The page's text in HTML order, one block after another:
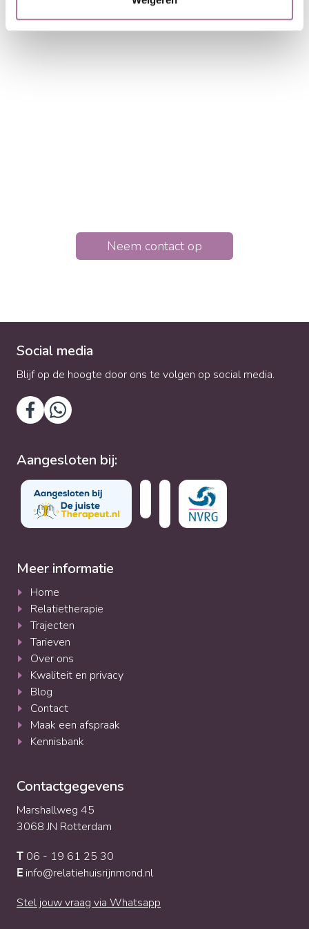
Kiezen voor
Neem contact op
Social media
Blijf op de hoogte door ons te volgen op social media.
Aangesloten bij:
Meer informatie
Home
Relatietherapie
Trajecten
Tarieven
Over ons
Kwaliteit en privacy
Blog
Contact
Maak een afspraak
Kennisbank
Contactgegevens
Marshallweg 45
3068 JN Rotterdam
T 06 - 19 61 25 30
E info@relatiehuisrijnmond.nl
Stel jouw vraag via Whatsapp